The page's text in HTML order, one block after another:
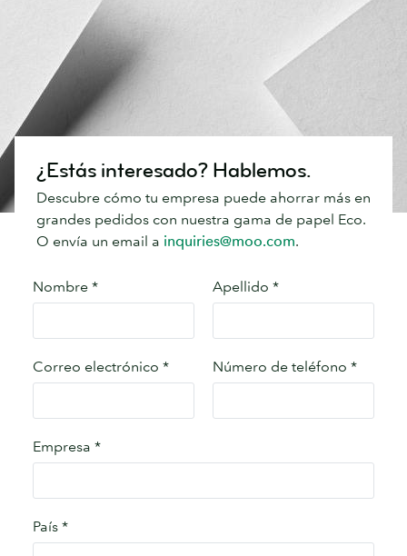
¿Estás interesado? Hablemos.
Descubre cómo tu empresa puede ahorrar más en
grandes pedidos con nuestra gama de papel Eco.
O envía un email a inquiries@moo.com.